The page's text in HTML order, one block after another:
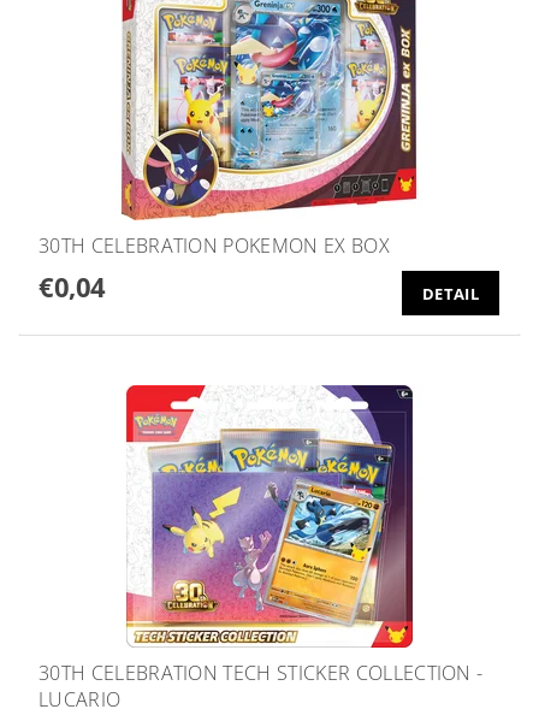
30TH CELEBRATION POKEMON EX BOX
€0,04 DETAIL
30TH CELEBRATION TECH STICKER COLLECTION -
LUCARIO